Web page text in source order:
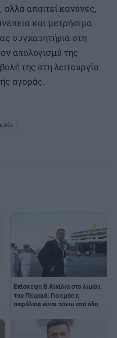
αλλά απαιτεί κανόνες,
και μετρήσιμα
συγχαρητήρια στη
απολογισμό της
της στη λειτουργία
αγοράς.
Επίσκεψη Β.Κικίλια στο λιμάνι
του Πειραιά: Για εμάς η
ασφάλεια είναι πάνω από όλα